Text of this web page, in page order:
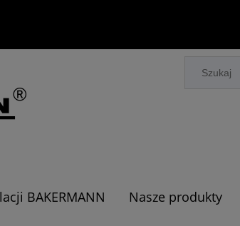
BAKERMANN Nasze produkty